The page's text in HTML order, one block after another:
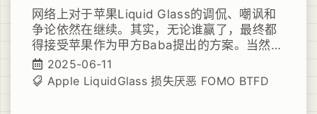
网络上对于苹果Liquid Glass的调侃、嘲讽和
争论依然在继续。其实，无论谁赢了，最终都
得接受苹果作为甲方Baba提出的方案。当然也
可以转投安卓。当年iOS新版本扁平化设计替
代拟物化设计的时候，争议不比如今小，最终
都或主动或被动的接受了扁平化。相信大家后
2025-06-11
Apple LiquidGlass 损失厌恶 FOMO BTFD